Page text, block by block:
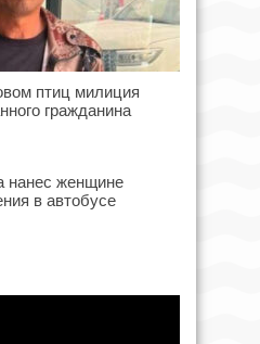
птиц милиция
гражданина
нанес женщине
в автобусе